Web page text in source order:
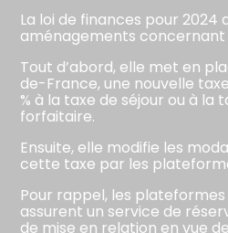
La loi de finances pour 2024
aménagements
Tout d’abord, elle met en
de-France, une nouvelle
% à la taxe de séjour ou à la
forfaitaire.
Ensuite, elle modifie les
cette taxe par les
Pour rappel, les plateformes
assurent un service de
de mise en relation en vue